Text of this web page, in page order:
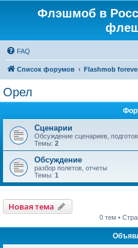
Флэшмоб в
FAQ
Список форумов Flashmob
Орел
Сценарии
Обсуждение сценариев,
Темы: 2
Обсуждение
разбор полетов, отчеты
Темы: 1
Новая тема
0 тем •